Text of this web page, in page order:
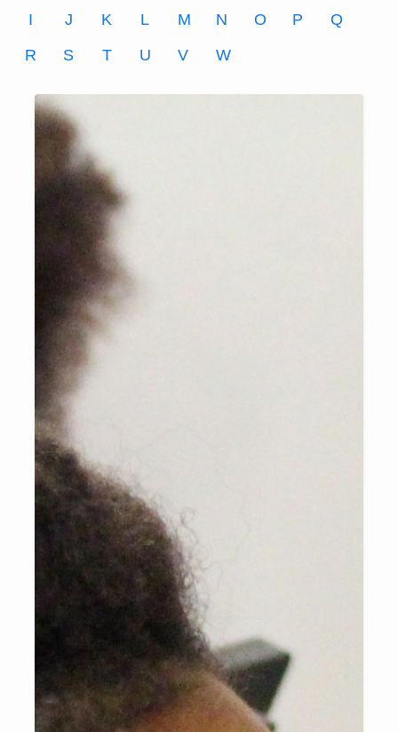
I
J K L M N O P
Q
R
S T U V W